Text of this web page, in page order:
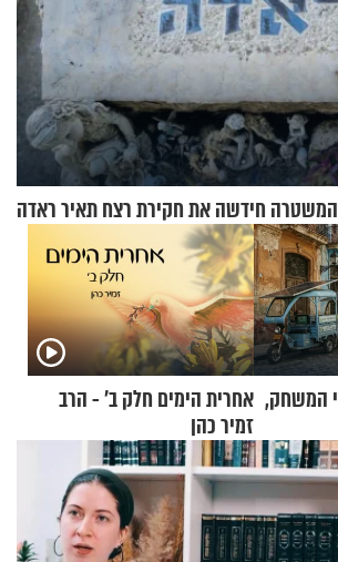
חידשה את חקירת רצח תאיר ראדה
המשחק, אחרית הימים חלק ב’ - הרב
זמיר כהן